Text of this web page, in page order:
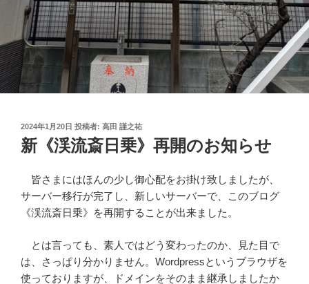
投
稿
日:
2024年1月20日 投稿者: 高田 謹之祐
新《渓流斎日乗》再開のお知らせ
皆さまにはほんの少し御心配をお掛け致しましたが、
サーバー移行が完了し、新しいサーバーで、このブログ
《渓流斎日乗》を再開することが出来ました。
とは言っても、素人ではどう変わったのか、見た目で
は、さっぱり分かりません。Wordpressというブラウザを
使っておりますが、ドメインをそのまま継承しましたか